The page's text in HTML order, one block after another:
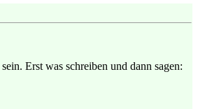
Erst was schreiben und dann sagen: